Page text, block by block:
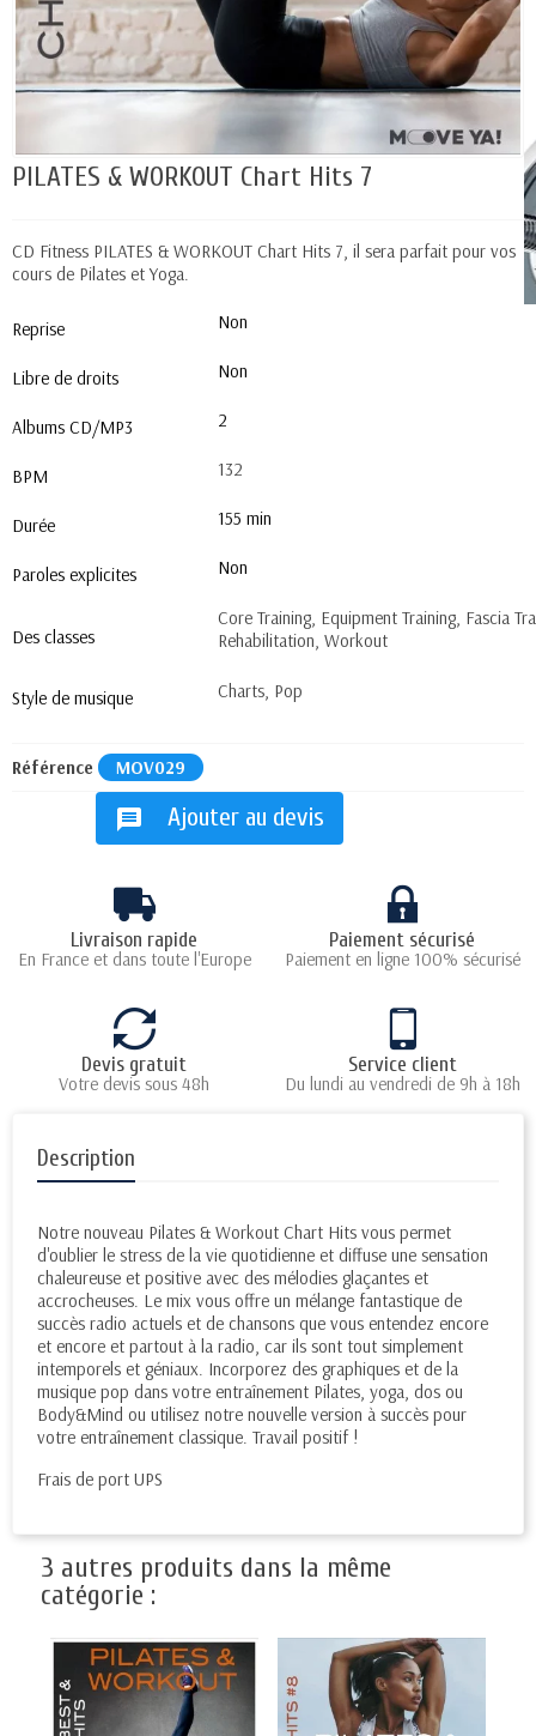
PILATES & WORKOUT Chart Hits 7
CD Fitness PILATES & WORKOUT Chart Hits 7, il sera parfait pour vos
cours de Pilates et Yoga.
Reprise Non
Libre de droits Non
Albums CD/MP3 2
BPM 132
Durée 155 min
Paroles explicites Non
Des classes
Core Training, Equipment Training, Fascia
Rehabilitation, Workout
Style de musique Charts, Pop
Référence MOV029
message Ajouter au devis
Livraison rapide
En France et dans toute l'Europe
Paiement sécurisé
Paiement en ligne 100% sécurisé
Devis gratuit
Votre devis sous 48h
Service client
Du lundi au vendredi de 9h à 18h
Description
Notre nouveau Pilates & Workout Chart Hits vous permet
d'oublier le stress de la vie quotidienne et diffuse une sensation
chaleureuse et positive avec des mélodies glaçantes et
accrocheuses. Le mix vous offre un mélange fantastique de
succès radio actuels et de chansons que vous entendez encore
et encore et partout à la radio, car ils sont tout simplement
intemporels et géniaux. Incorporez des graphiques et de la
musique pop dans votre entraînement Pilates, yoga, dos ou
Body&Mind ou utilisez notre nouvelle version à succès pour
votre entraînement classique. Travail positif !
Frais de port UPS
3 autres produits dans la même
catégorie :